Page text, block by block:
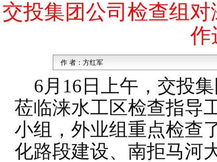
交投集团公司检查组
作
作 者： 方红军
6月16日上午，交投
莅临涞水工区检查指导
小组，外业组重点检查
化路段建设、南拒马河